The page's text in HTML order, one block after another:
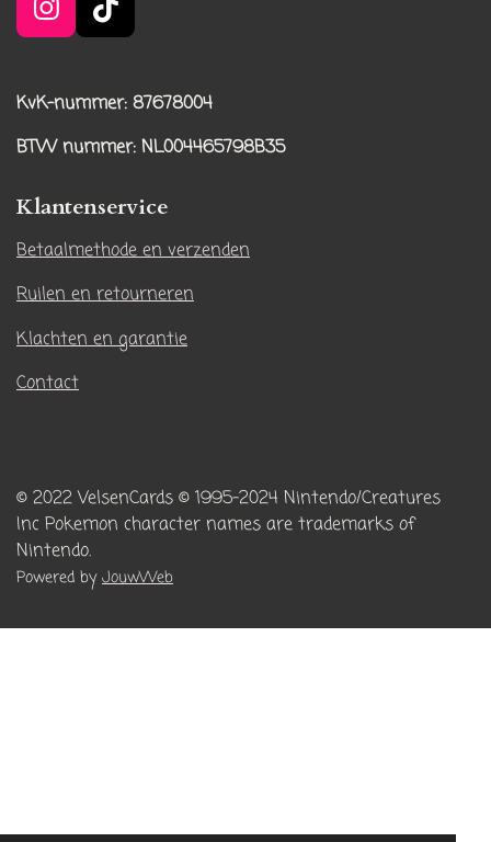
I
n
t
a
g
a
m
T
i
T
o
k
KvK-nummer: 87678004
BTW nummer: NL004465798B35
Klantenservice
Betaalmethode en verzenden
Ruilen en retourneren
Klachten en garantie
Contact
© 2022 VelsenCards © 1995-2024 Nintendo/Creatures
Inc Pokemon character names are trademarks of
Nintendo.
Powered byJouwWeb